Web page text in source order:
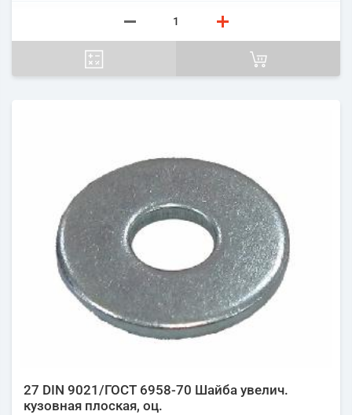
27 DIN 9021/ГОСТ 6958-70 Шайба увелич.
кузовная плоская, оц.